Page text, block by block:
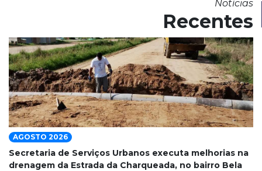
Notícias
Recentes
AGOSTO 2026
Secretaria de Serviços Urbanos executa melhorias na
drenagem da Estrada da Charqueada, no bairro Bela